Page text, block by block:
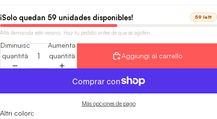
¡Solo quedan 59 unidades disponibles! 59 left
Alta demanda este verano. Haz tu pedido antes de que se agoten.
Diminuisci
quantità
Aumenta
quantità
Aggiungi al carrello
Más opciones de pago
Altri colori: